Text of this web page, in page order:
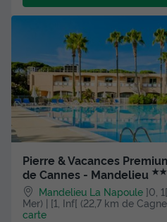
Pierre & Vacances
de Cannes - Mandelieu
Mandelieu La Napoule ]0,
Mer) | [1, Inf[ (22,7 km de
carte